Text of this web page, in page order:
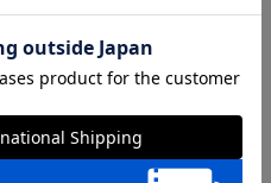
ト102.5cm ウエスト
ウエスト仕上がり81cm ヒ
幅32.3cm ヒザ幅